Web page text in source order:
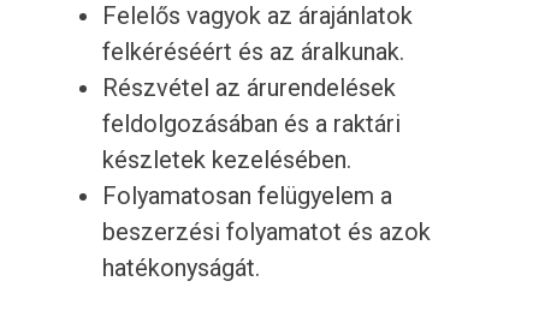
Felelős vagyok az árajánlatok
felkéréséért és az áralkunak.
Részvétel az árurendelések
feldolgozásában és a raktári
készletek kezelésében.
Folyamatosan felügyelem a
beszerzési folyamatot és azok
hatékonyságát.